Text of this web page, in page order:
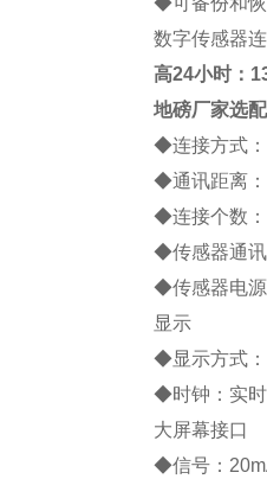
数字传感器
高24小时：
地磅厂家选
◆连接方式：
◆通讯距离
◆连接个数：
◆传感器通
◆传感器电
显示
◆显示方式：
◆时钟：实
大屏幕接口
◆信号：